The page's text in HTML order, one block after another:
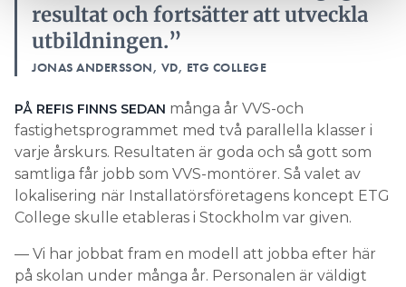
resultat och fortsätter att utveckla
utbildningen.”
JONAS ANDERSSON, VD, ETG COLLEGE
PÅ REFIS FINNS SEDAN många år VVS-och
fastighetsprogrammet med två parallella klasser i
varje årskurs. Resultaten är goda och så gott som
samtliga får jobb som VVS-montörer. Så valet av
lokalisering när Installatörsföretagens koncept ETG
College skulle etableras i Stockholm var given.
— Vi har jobbat fram en modell att jobba efter här
på skolan under många år. Personalen är väldigt